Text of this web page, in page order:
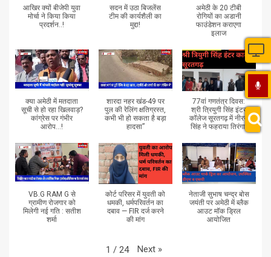
आखिर क्यों बीजेपी युवा
मोर्चा ने किया किया
प्रदर्शन..!
सदन में उठा बिजलेंस
टीम की कार्यशैली का
मुद्दा!
अमेठी के 20 टीबी
रोगियों का अडानी
फाउंडेशन कराएगा
इलाज
क्या अमेठी में मतदाता
सूची से हो रहा खिलवाड़?
कांग्रेस पर गंभीर
आरोप...!
शारदा नहर खंड-49 पर
पुल की रेलिंग क्षतिग्रस्त,
कभी भी हो सकता है बड़ा
हादसा”
77वां गणतंत्र दिवस:
श्री त्रियुगी सिंह इंटर
कॉलेज सूरतगढ़ में नीरज
सिंह ने फहराया तिरंगा”
VB.G RAM G से
ग्रामीण रोजगार को
मिलेगी नई गति : सतीश
शर्मा
कोर्ट परिसर में युवती को
धमकी, धर्मपरिवर्तन का
दबाव — FIR दर्ज करने
की मांग
नेताजी सुभाष चन्द्र बोस
जयंती पर अमेठी में ब्लैक
आउट मॉक ड्रिल
आयोजित
1 / 24 Next »